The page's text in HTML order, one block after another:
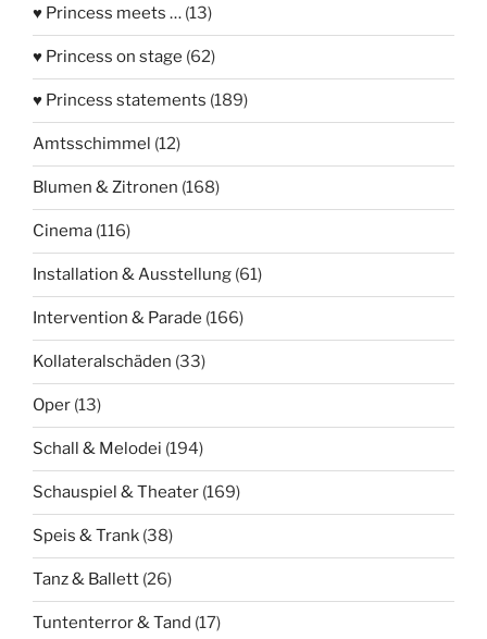
♥ Princess meets … (13)
♥ Princess on stage (62)
♥ Princess statements (189)
Amtsschimmel (12)
Blumen & Zitronen (168)
Cinema (116)
Installation & Ausstellung (61)
Intervention & Parade (166)
Kollateralschäden (33)
Oper (13)
Schall & Melodei (194)
Schauspiel & Theater (169)
Speis & Trank (38)
Tanz & Ballett (26)
Tuntenterror & Tand (17)